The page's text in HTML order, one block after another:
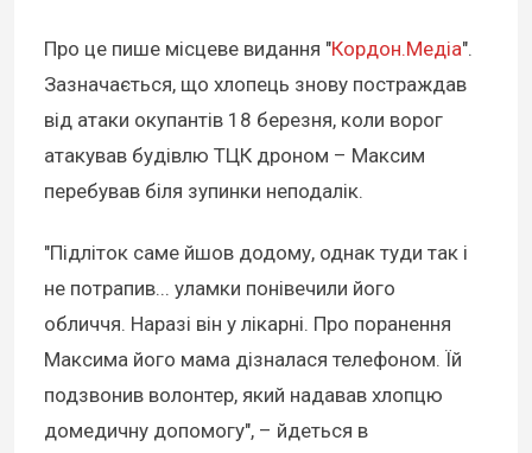
Про це пише місцеве видання "Кордон.Медіа".
Зазначається, що хлопець знову постраждав
від атаки окупантів 18 березня, коли ворог
атакував будівлю ТЦК дроном – Максим
перебував біля зупинки неподалік.
"Підліток саме йшов додому, однак туди так і
не потрапив... уламки понівечили його
обличчя. Наразі він у лікарні. Про поранення
Максима його мама дізналася телефоном. Їй
подзвонив волонтер, який надавав хлопцю
домедичну допомогу", – йдеться в